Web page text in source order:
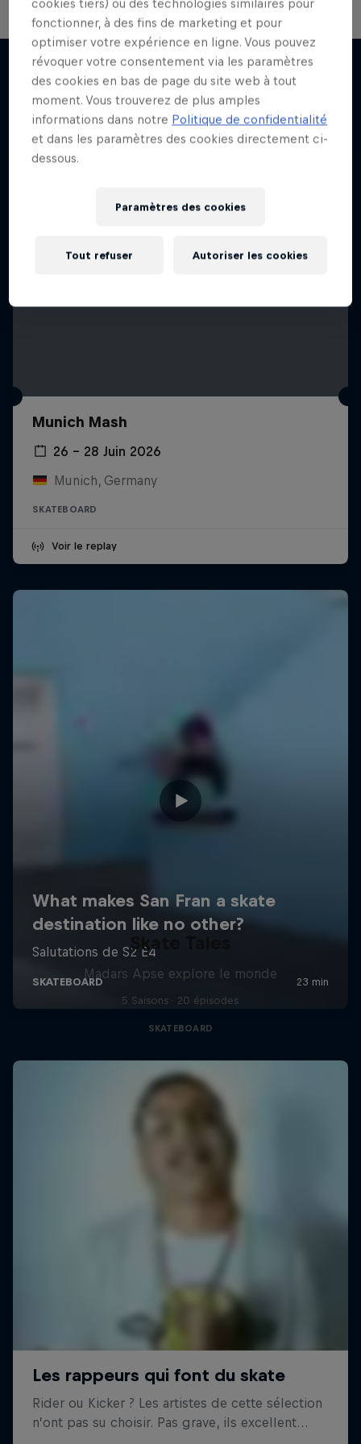
J'en veux encore !
Munich Mash
26 – 28 Juin 2026
Munich, Germany
SKATEBOARD
Voir le replay
Skate Tales
Madars Apse explore le monde
5 Saisons · 20 épisodes
SKATEBOARD
cookies tiers) ou des technologies similaires pour
fonctionner, à des fins de marketing et pour
optimiser votre expérience en ligne. Vous pouvez
révoquer votre consentement via les paramètres
des cookies en bas de page du site web à tout
moment. Vous trouverez de plus amples
informations dans notre Politique de confidentialité
et dans les paramètres des cookies directement ci-
dessous.
Paramètres des cookies
Tout refuser Autoriser les cookies